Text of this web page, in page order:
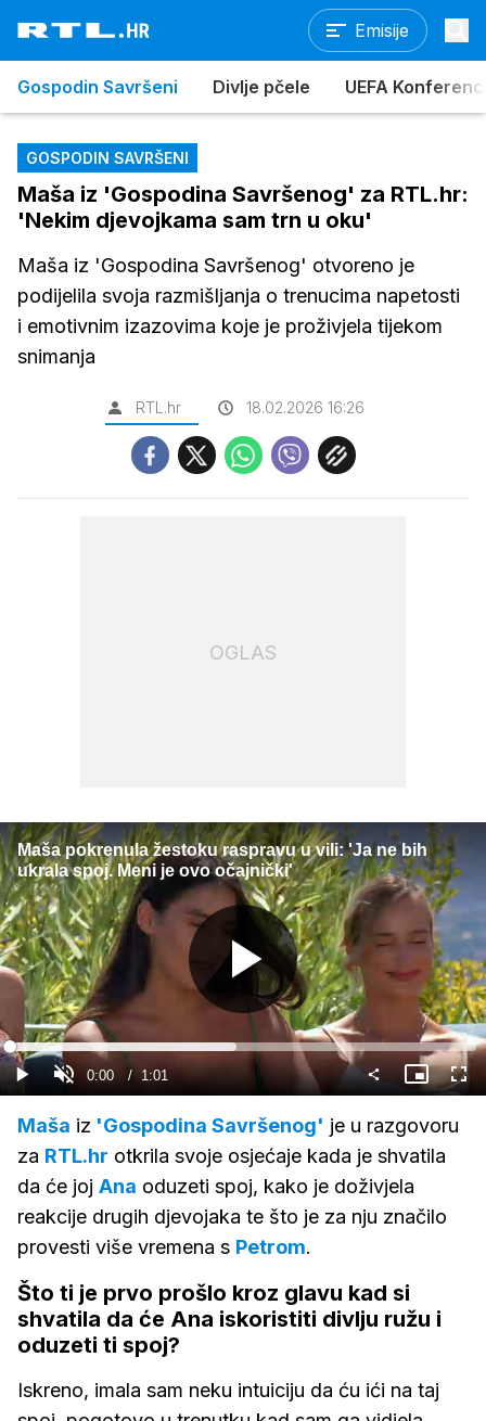
Emisije
Gospodin Savršeni Divlje pčele UEFA
GOSPODIN SAVRŠENI
Maša iz 'Gospodina Savršenog' za RTL.hr:
'Nekim djevojkama sam trn u oku'
Maša iz 'Gospodina Savršenog' otvoreno je
podijelila svoja razmišljanja o trenucima napetosti
i emotivnim izazovima koje je proživjela tijekom
snimanja
RTL.hr 18.02.2026 16:26
OGLAS
Maša pokrenula žestoku raspravu u vili: 'Ja ne bih
ukrala spoj. Meni je ovo očajnički'
Gledaj
GledajUpali
zvuk
Current
Time
0:00 / Duration
1:01
Loaded:
48.53%
Slika
u
Maša iz 'Gospodina Savršenog' je u razgovoru
za RTL.hr otkrila svoje osjećaje kada je shvatila
da će joj Ana oduzeti spoj, kako je doživjela
reakcije drugih djevojaka te što je za nju značilo
provesti više vremena s Petrom.
Što ti je prvo prošlo kroz glavu kad si
shvatila da će Ana iskoristiti divlju ružu i
oduzeti ti spoj?
Iskreno, imala sam neku intuiciju da ću ići na taj